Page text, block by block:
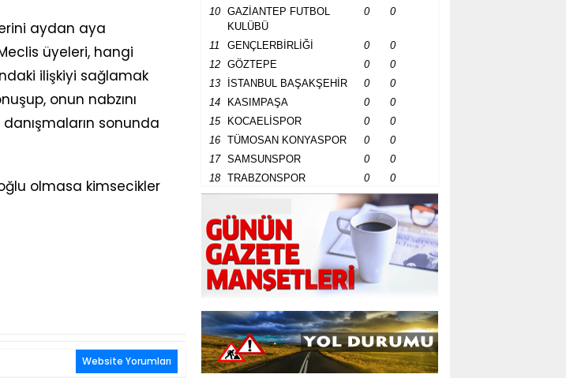
aydan aya
üyeleri, hangi
ilişkiyi sağlamak
onun nabzını
sonunda
olmasa kimsecikler
Website Yorumları
10
GAZİANTEP FUTBOL
KULÜBÜ
0 0
11 GENÇLERBİRLİĞİ 0
0
12
GÖZTEPE 0
0
13
İSTANBUL BAŞAKŞEHİR 0
0
14
KASIMPAŞA 0
0
15
KOCAELİSPOR 0
0
16
TÜMOSAN KONYASPOR 0
0
17
SAMSUNSPOR 0
0
18
TRABZONSPOR 0 0